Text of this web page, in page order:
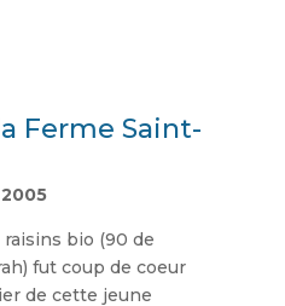
Ferme Saint-
bio (90 de
fut coup de coeur
de cette jeune